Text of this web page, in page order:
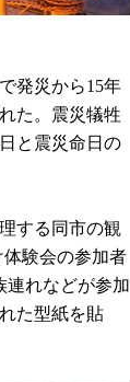
発災から15年
た。震災犠牲
と震災命日の
する同市の観
験会の参加者
連れなどが参加
た型紙を貼